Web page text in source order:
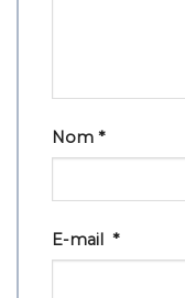
Nom *
E-mail *